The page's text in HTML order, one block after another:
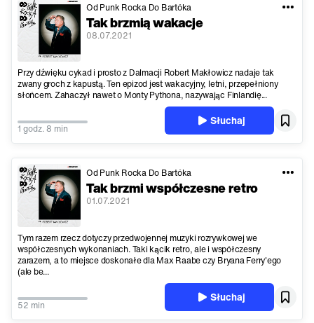
Od Punk Rocka Do Bartóka
Tak brzmią wakacje
08.07.2021
Przy dźwięku cykad i prosto z Dalmacji Robert Makłowicz nadaje tak
zwany groch z kapustą. Ten epizod jest wakacyjny, letni, przepełniony
słońcem. Zahaczył nawet o Monty Pythona, nazywając Finlandię...
1 godz. 8 min
Słuchaj
Od Punk Rocka Do Bartóka
Tak brzmi współczesne retro
01.07.2021
Tym razem rzecz dotyczy przedwojennej muzyki rozrywkowej we
współczesnych wykonaniach. Taki kącik retro, ale i współczesny
zarazem, a to miejsce doskonałe dla Max Raabe czy Bryana Ferry'ego
(ale be...
52 min
Słuchaj